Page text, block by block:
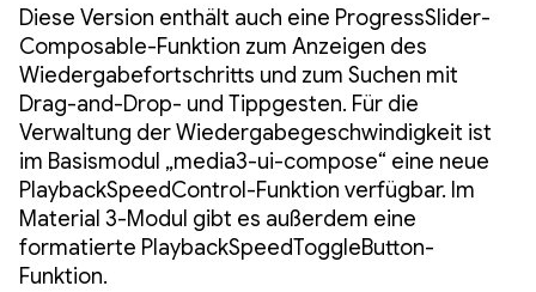
Diese Version enthält auch eine ProgressSlider-
Composable-Funktion zum Anzeigen des
Wiedergabefortschritts und zum Suchen mit
Drag-and-Drop- und Tippgesten. Für die
Verwaltung der Wiedergabegeschwindigkeit ist
im Basismodul „media3-ui-compose“ eine neue
PlaybackSpeedControl-Funktion verfügbar. Im
Material 3-Modul gibt es außerdem eine
formatierte PlaybackSpeedToggleButton-
Funktion.